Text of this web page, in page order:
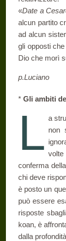
«Date a
alcun partito
ad alcun
gli opposti
Dio che morì
p.Luciano
* Gli ambiti
L a
non
volte
conferma
chi deve
è posto un
può essere
risposte
koan, è
dalla